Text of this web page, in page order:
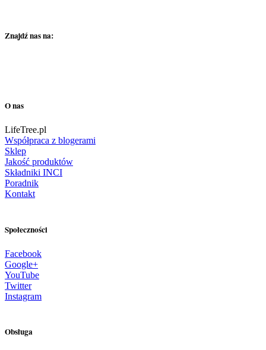
Znajdź nas na:
O nas
LifeTree.pl
Współpraca z blogerami
Sklep
Jakość produktów
Składniki INCI
Poradnik
Kontakt
Społeczności
Facebook
Google+
YouTube
Twitter
Instagram
Obsługa